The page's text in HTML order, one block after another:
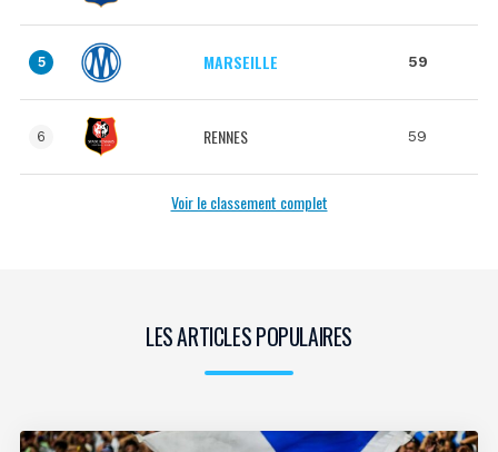
5 MARSEILLE 59
6 RENNES 59
Voir le classement complet
LES ARTICLES POPULAIRES